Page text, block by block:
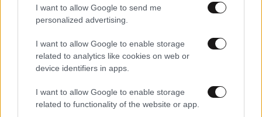
I want to allow Google to send me
personalized advertising.
I want to allow Google to enable storage
related to analytics like cookies on web or
device identifiers in apps.
I want to allow Google to enable storage
related to functionality of the website or app.